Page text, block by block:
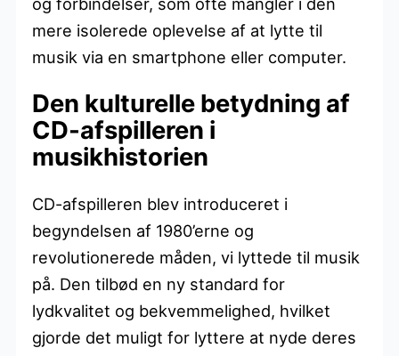
mere isolerede oplevelse af at lytte til
musik via en smartphone eller computer.
Den kulturelle betydning af
CD-afspilleren i
musikhistorien
CD-afspilleren blev introduceret i
begyndelsen af 1980’erne og
revolutionerede måden, vi lyttede til musik
på. Den tilbød en ny standard for
lydkvalitet og bekvemmelighed, hvilket
gjorde det muligt for lyttere at nyde deres